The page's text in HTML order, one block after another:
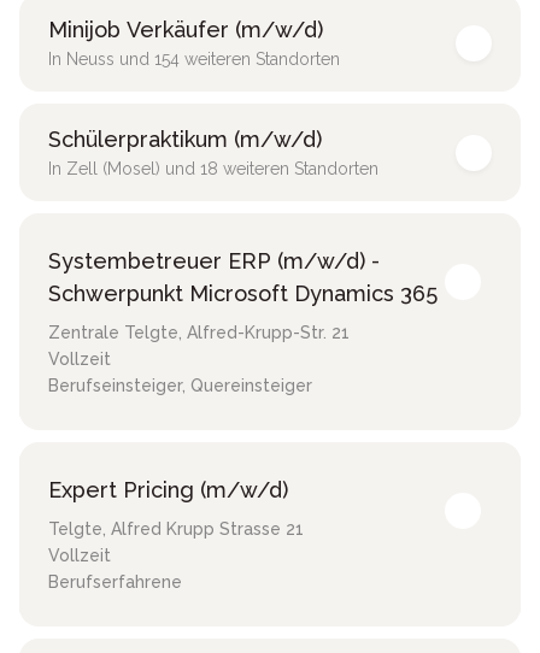
Minijob Verkäufer (m/w/d)
In Neuss und 154 weiteren Standorten
Schülerpraktikum (m/w/d)
In Zell (Mosel) und 18 weiteren Standorten
Systembetreuer ERP (m/w/d) -
Schwerpunkt Microsoft Dynamics 365
Zentrale Telgte, Alfred-Krupp-Str. 21
Vollzeit
Berufseinsteiger, Quereinsteiger
Expert Pricing (m/w/d)
Telgte, Alfred Krupp Strasse 21
Vollzeit
Berufserfahrene